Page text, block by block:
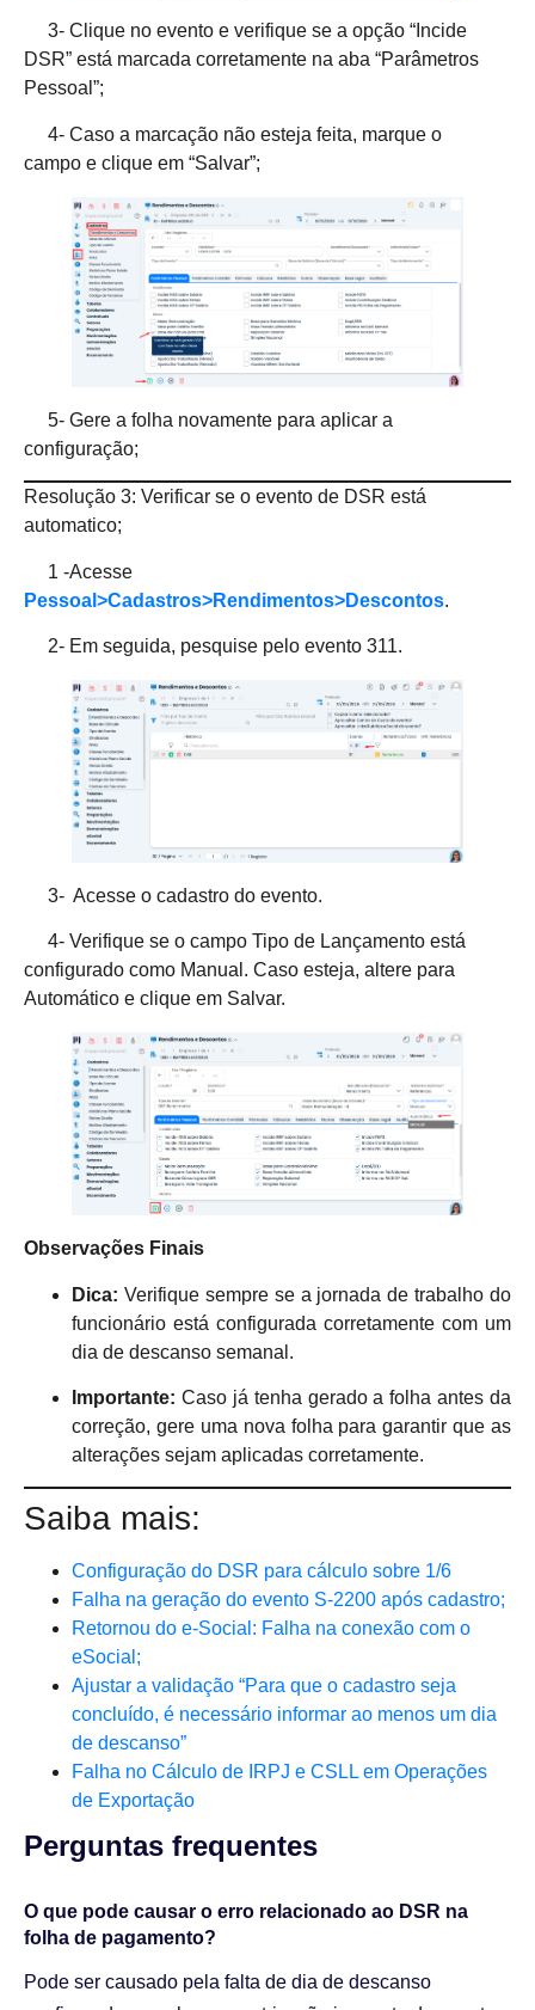
3- Clique no evento e verifique se a opção “Incide
DSR” está marcada corretamente na aba “Parâmetros
Pessoal”;
4- Caso a marcação não esteja feita, marque o
campo e clique em “Salvar”;
5- Gere a folha novamente para aplicar a
configuração;
Resolução 3: Verificar se o evento de DSR está
automatico;
1 -Acesse
Pessoal>Cadastros>Rendimentos>Descontos.
2- Em seguida, pesquise pelo evento 311.
3- Acesse o cadastro do evento.
4- Verifique se o campo Tipo de Lançamento está
configurado como Manual. Caso esteja, altere para
Automático e clique em Salvar.
Observações Finais
Dica: Verifique sempre se a jornada de trabalho do
funcionário está configurada corretamente com um
dia de descanso semanal.
Importante: Caso já tenha gerado a folha antes da
correção, gere uma nova folha para garantir que as
alterações sejam aplicadas corretamente.
Saiba mais:
Configuração do DSR para cálculo sobre 1/6
Falha na geração do evento S-2200 após cadastro;
Retornou do e-Social: Falha na conexão com o
eSocial;
Ajustar a validação “Para que o cadastro seja
concluído, é necessário informar ao menos um dia
de descanso”
Falha no Cálculo de IRPJ e CSLL em Operações
de Exportação
Perguntas frequentes​
O que pode causar o erro relacionado ao DSR na
folha de pagamento?
Pode ser causado pela falta de dia de descanso